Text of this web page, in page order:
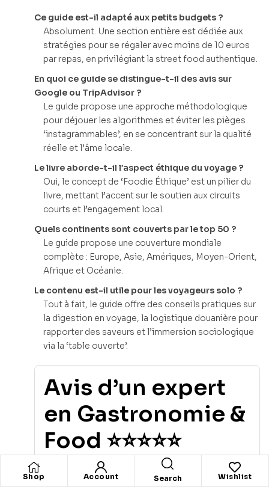
Ce guide est-il adapté aux petits budgets ?
Absolument. Une section entière est dédiée aux
stratégies pour se régaler avec moins de 10 euros
par repas, en privilégiant la street food authentique.
En quoi ce guide se distingue-t-il des avis sur
Google ou TripAdvisor ?
Le guide propose une approche méthodologique
pour déjouer les algorithmes et éviter les pièges
‘instagrammables’, en se concentrant sur la qualité
réelle et l’âme locale.
Le livre aborde-t-il l’aspect éthique du voyage ?
Oui, le concept de ‘Foodie Éthique’ est un pilier du
livre, mettant l’accent sur le soutien aux circuits
courts et l’engagement local.
Quels continents sont couverts par le top 50 ?
Le guide propose une couverture mondiale
complète : Europe, Asie, Amériques, Moyen-Orient,
Afrique et Océanie.
Le contenu est-il utile pour les voyageurs solo ?
Tout à fait, le guide offre des conseils pratiques sur
la digestion en voyage, la logistique douanière pour
rapporter des saveurs et l’immersion sociologique
via la ‘table ouverte’.
Avis d’un expert
en Gastronomie &
Food ⭐⭐⭐⭐⭐
Le projet ‘Foodie Nomade : Les 50 villes
Shop Account Search Wishlist